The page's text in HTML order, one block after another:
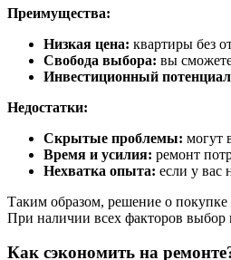
Преимущества:
Низкая цена: квартиры без
Свобода выбора: вы
Инвестиционный
Недостатки:
Скрытые проблемы: могут
Время и усилия: ремонт
Нехватка опыта: если у вас
Таким образом, решение о
При наличии всех факторов выбор
Как сэкономить на